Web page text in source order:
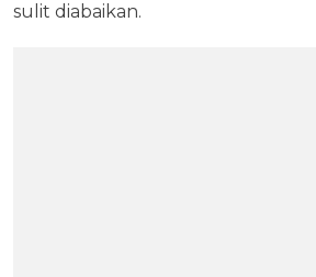
sulit diabaikan.